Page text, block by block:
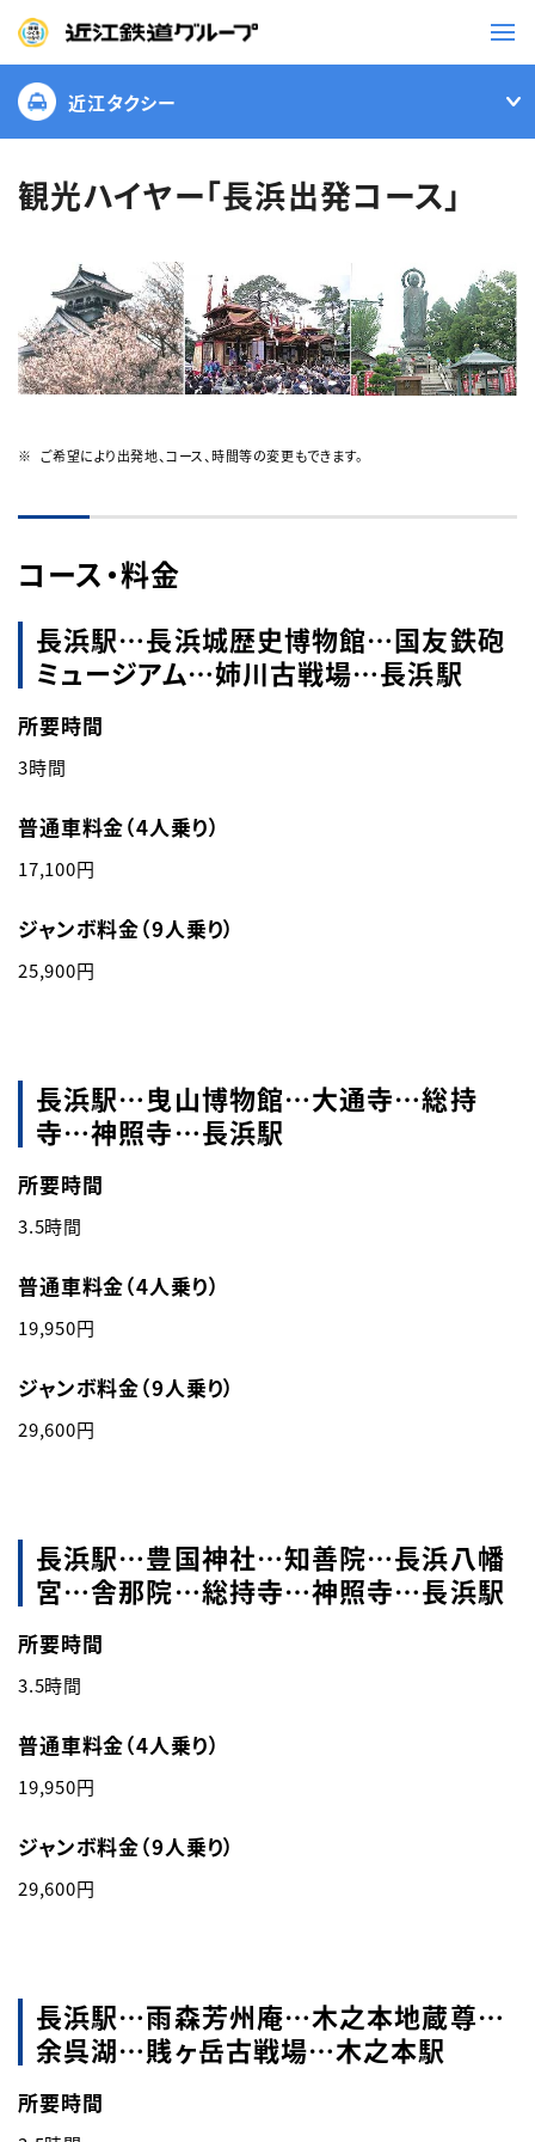
鉄道
バス
観光・イベント情報
English 簡体中文
近江タクシー
観光ハイヤー「長浜出発コース」
ご希望により出発地、コース、時間等の変更もできます。
コース・料金
長浜駅…長浜城歴史博物館…国友鉄砲
ミュージアム…姉川古戦場…長浜駅
所要時間
3時間
普通車料金（4人乗り）
17,100円
ジャンボ料金（9人乗り）
25,900円
長浜駅…曳山博物館…大通寺…総持
寺…神照寺…長浜駅
所要時間
3.5時間
普通車料金（4人乗り）
19,950円
ジャンボ料金（9人乗り）
29,600円
長浜駅…豊国神社…知善院…長浜八幡
宮…舎那院…総持寺…神照寺…長浜駅
所要時間
3.5時間
普通車料金（4人乗り）
19,950円
ジャンボ料金（9人乗り）
29,600円
長浜駅…雨森芳州庵…木之本地蔵尊…
余呉湖…賎ヶ岳古戦場…木之本駅
所要時間